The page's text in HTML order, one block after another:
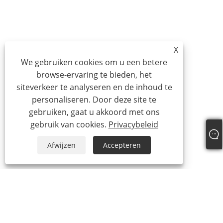
X
We gebruiken cookies om u een betere
browse-ervaring te bieden, het
siteverkeer te analyseren en de inhoud te
personaliseren. Door deze site te
gebruiken, gaat u akkoord met ons
gebruik van cookies. Privacybeleid
Afwijzen Accepteren